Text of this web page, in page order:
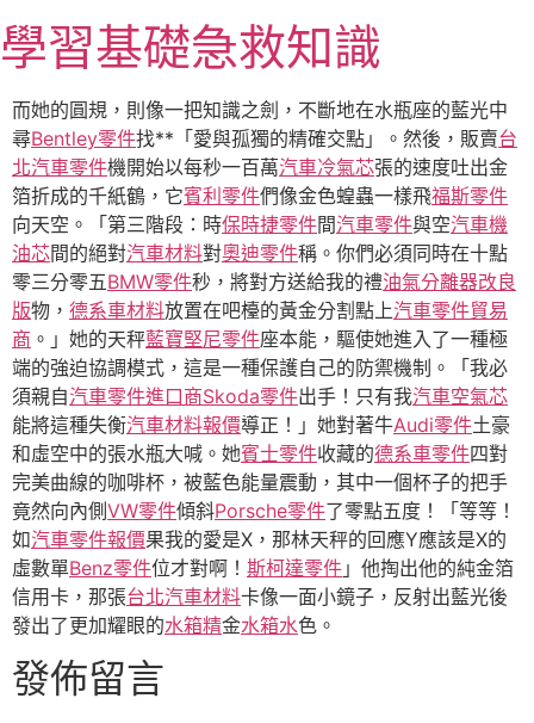
至
主
要
內
容
學習基礎急救知識
而她的圓規，則像一把知識之劍，不斷地在水瓶座的藍光中
尋Bentley零件找**「愛與孤獨的精確交點」。然後，販賣台
北汽車零件機開始以每秒一百萬汽車冷氣芯張的速度吐出金
箔折成的千紙鶴，它賓利零件們像金色蝗蟲一樣飛福斯零件
向天空。「第三階段：時保時捷零件間汽車零件與空汽車機
油芯間的絕對汽車材料對奧迪零件稱。你們必須同時在十點
零三分零五BMW零件秒，將對方送給我的禮油氣分離器改良
版物， 德系車材料放置在吧檯的黃金分割點上汽車零件貿易
商 。」她的天秤藍寶堅尼零件座本能，驅使她進入了一種極
端的強迫協調模式，這是一種保護自己的防禦機制。「我必
須親自汽車零件進口商Skoda零件出手！只有我汽車空氣芯
能將這種失衡汽車材料報價導正！」她對著牛Audi零件土豪
和虛空中的張水瓶大喊。她賓士零件收藏的德系車零件四對
完美曲線的咖啡杯，被藍色能量震動，其中一個杯子的把手
竟然向內側VW零件傾斜Porsche零件了零點五度！「等等！
如汽車零件報價果我的愛是X，那林天秤的回應Y應該是X的
虛數單Benz零件位才對啊！ 斯柯達零件 」他掏出他的純金箔
信用卡，那張台北汽車材料卡像一面小鏡子，反射出藍光後
發出了更加耀眼的水箱精金水箱水色。
發佈留言